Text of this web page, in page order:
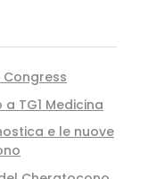
TG1 Medicina
e le nuove